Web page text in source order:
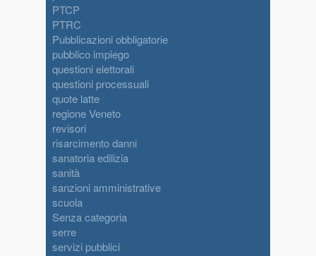
PTCP
PTRC
Pubblicazioni obbligatorie
pubblico impiego
questioni elettorali
questioni processuali
quote latte
regione Veneto
revisori
risarcimento danni
sanatoria edilizia
sanità
sanzioni amministrative
scuola
Senza categoria
serre
servizi pubblici